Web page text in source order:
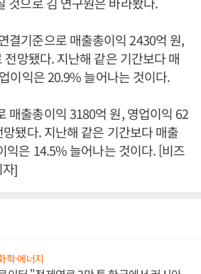
결기준으로 매출총이익 2430억 원,
망됐다. 지난해 같은 기간보다 매
이익은 20.9% 늘어나는 것이다.
매출총이익 3180억 원, 영업이익 62
됐다. 지난해 같은 기간보다 매출
익은 14.5% 늘어나는 것이다. [비즈
]
학·에너지